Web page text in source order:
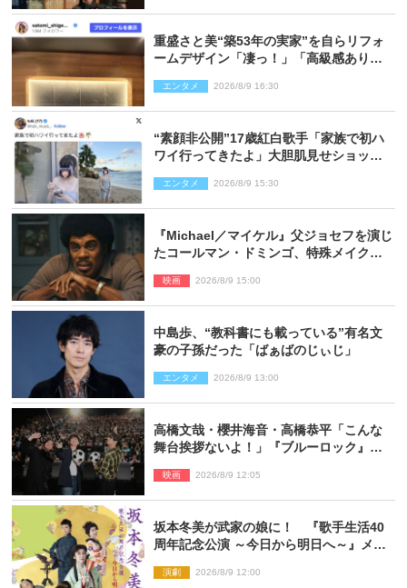
重盛さと美“築53年の実家”を自らリフォ
ームデザイン「凄っ！」「高級感ありま
エンタメ 2026/8/9 16:30
“素顔非公開”17歳紅白歌手「家族で初ハ
ワイ行ってきたよ」大胆肌見せショット
エンタメ 2026/8/9 15:30
『Michael／マイケル』父ジョセフを演じ
たコールマン・ドミンゴ、特殊メイクに2
映画 2026/8/9 15:00
中島歩、“教科書にも載っている”有名文
豪の子孫だった「ばぁばのじぃじ」
エンタメ 2026/8/9 13:00
高橋文哉・櫻井海音・高橋恭平「こんな
舞台挨拶ないよ！」『ブルーロック』自
映画 2026/8/9 12:05
坂本冬美が武家の娘に！ 『歌手生活40
周年記念公演 ～今日から明日へ～』メイ
演劇 2026/8/9 12:00